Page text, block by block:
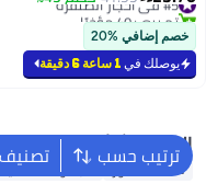
لمسامير الأظافر والجلد المتشقق
والخشن وأدوات العناية بالأقدام
تم بيع +40 مؤخرًا
#5 في أحجار الصنفرة
خصم إضافي %20
يوصلك في 1 ساعة 6 دقيقة
ترتيب حسب
البحث الشائع
محلات عطور مجموعات هدايا